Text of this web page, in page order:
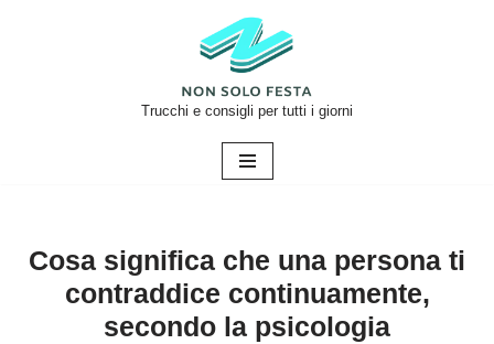
Trucchi e consigli per tutti i giorni
Cosa significa che una persona ti
contraddice continuamente,
secondo la psicologia